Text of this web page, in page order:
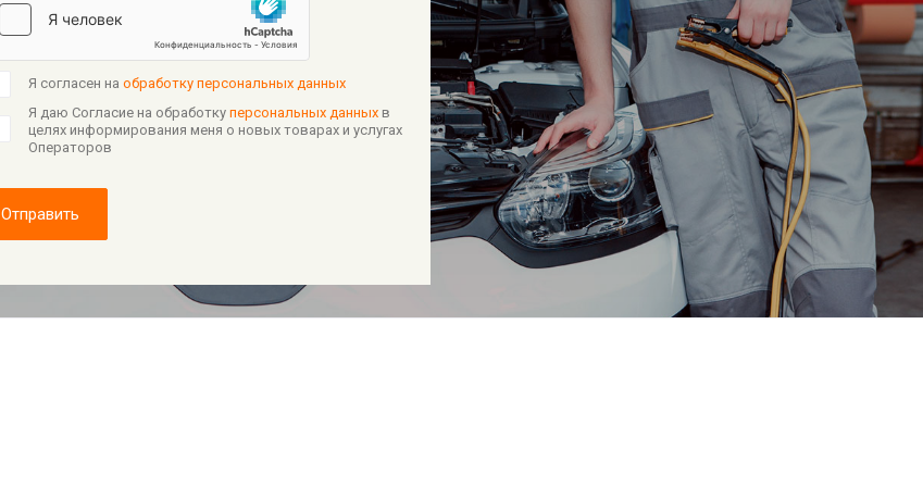
Я согласен на обработку персональных данных
Я даю Согласие на обработку персональных данныхв
целях информирования меня о новых товарах и услугах
Операторов
Отправить